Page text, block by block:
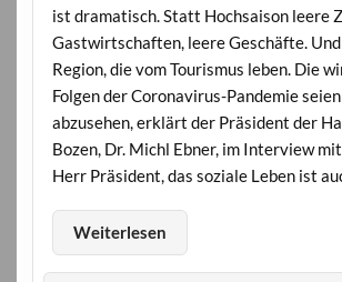
ist dramatisch. Statt Hochsaison leere
Gastwirtschaften, leere Geschäfte.
Region, die vom Tourismus leben. Die
Folgen der Coronavirus-Pandemie
abzusehen, erklärt der Präsident der
Bozen, Dr. Michl Ebner, im Interview mit
Herr Präsident, das soziale Leben ist
Weiterlesen